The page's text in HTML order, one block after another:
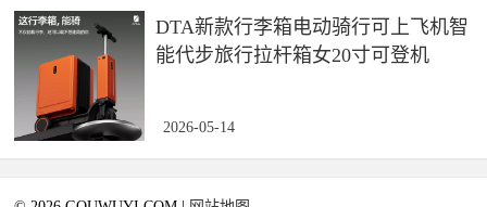
DTA新款行李箱电动骑行可上飞机智
能代步旅行拉杆箱女20寸可登机
2026-05-14